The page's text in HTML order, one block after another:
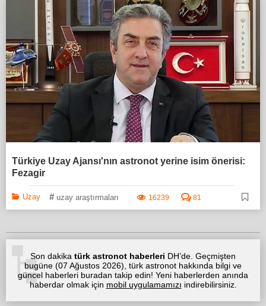
Türkiye Uzay Ajansı'nın astronot yerine isim önerisi:
Fezagir
Uzay # uzay araştırmaları 16239 81
Son dakika türk astronot haberleri DH’de. Geçmişten
bugüne (07 Ağustos 2026), türk astronot hakkında bilgi ve
güncel haberleri buradan takip edin! Yeni haberlerden anında
haberdar olmak için mobil uygulamamızı indirebilirsiniz.